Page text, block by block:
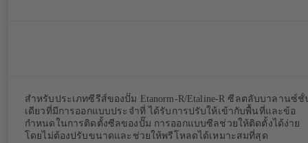
สำหรับประเภทซีรีส์ของปั๊ม Etanorm-R/Etaline-R ซีลตลับบาลานซ์ชั้
เดียวที่มีการออกแบบประจำที่ ได้รับการปรับให้เข้ากับพื้นที่และข้อ
กำหนดในการติดตั้งซีลของปั๊ม การออกแบบซีลช่วยให้ติดตั้งได้ง่าย
โดยไม่ต้องปรับขนาดและช่วยให้พรีโหลดได้เหมาะสมที่สุด